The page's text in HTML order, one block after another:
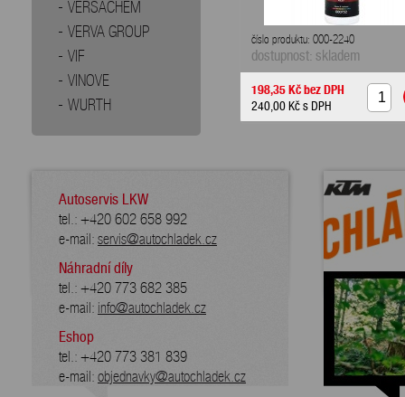
VERSACHEM
VERVA GROUP
VIF
VINOVE
WURTH
číslo produktu: 000-2240
dostupnost: skladem
198,35 Kčbez DPH
240,00 Kčs DPH
Autoservis LKW
tel.: +420 602 658 992
e-mail: servis@autochladek.cz
Náhradní díly
tel.: +420 773 682 385
e-mail: info@autochladek.cz
Eshop
tel.: +420 773 381 839
e-mail: objednavky@autochladek.cz